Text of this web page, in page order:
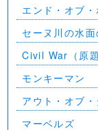
エンド・オブ
セーヌ川の水面
Civil War（原題
モンキーマン
アウト・オブ
マーベルズ